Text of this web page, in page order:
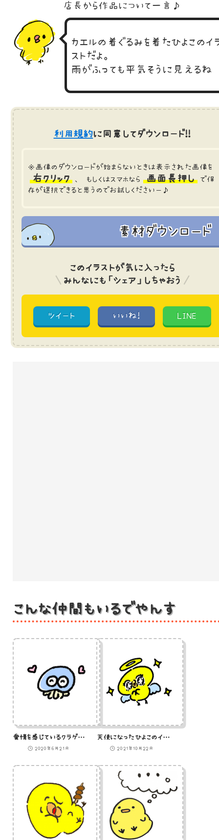
店長から作品に ついて一言♪
カエルの着ぐるみを着たひよこのイ
ストだよ。
雨がふっても平気そうに見えるね
利用規約に同意してダウンロード!!
※画像のダウンロードが始まらないときは表示された画像を
右クリック 、 もしくはスマホなら 画面長押し
で保
存が選択できると思うのでお試しくださいー♪
素材ダウンロード
このイラストが気に入ったら
みんなにも「シェア」しちゃおう
ツイート いいね! LINE
こんな仲間もいるでやんす
愛情を感じているクラゲのイラスト
2020年6月21日
天使になったひよこのイラスト
2021年10月22日